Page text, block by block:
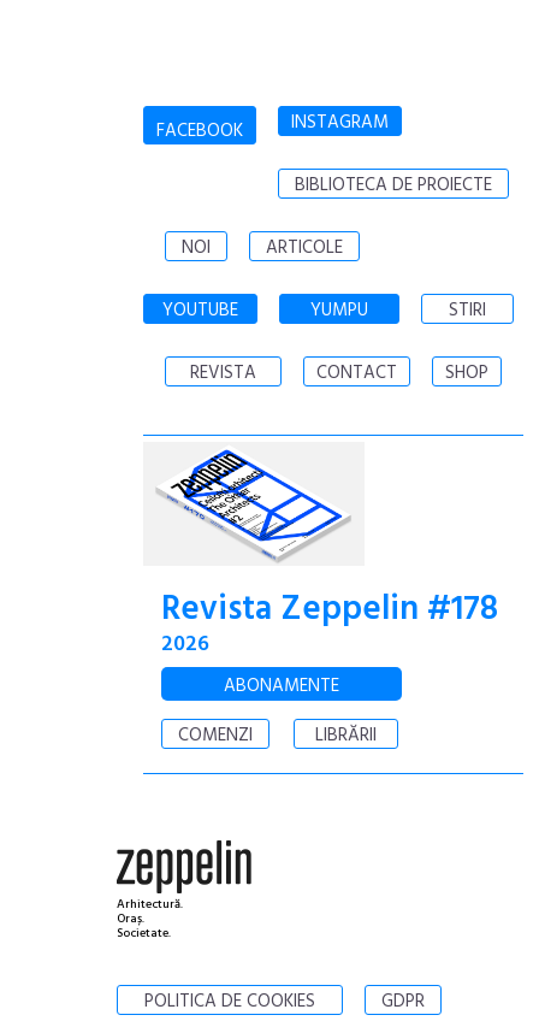
FACEBOOK INSTAGRAM
BIBLIOTECA DE PROIECTE
NOI ARTICOLE
YOUTUBE YUMPU STIRI
REVISTA CONTACT SHOP
Revista Zeppelin #178
2026
ABONAMENTE
COMENZI
LIBRĂRII
Arhitectură.
Oraș.
Societate.
POLITICA DE COOKIES GDPR